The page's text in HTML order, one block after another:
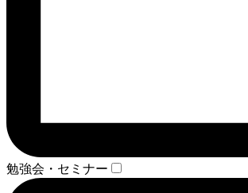
勉強会・セミナー